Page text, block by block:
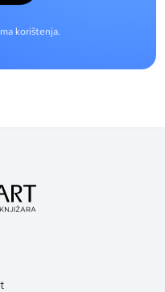
korištenja.